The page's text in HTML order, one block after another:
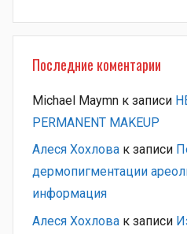
Последние коментарии
Michael Maymn к записи
PERMANENT MAKEUP
Алеся Хохлова к записи
дермопигментации
информация
Алеся Хохлова к записи